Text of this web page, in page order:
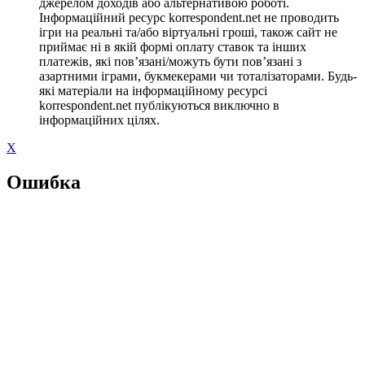
Інформаційний ресурс korrespondent.net не проводить
ігри на реальні та/або віртуальні гроші, також сайт не
приймає ні в якій формі оплату ставок та інших
платежів, які пов’язані/можуть бути пов’язані з
азартними іграми, букмекерами чи тоталізаторами. Будь-
які матеріали на інформаційному ресурсі
korrespondent.net публікуються виключно в
інформаційних цілях.
X
Ошибка